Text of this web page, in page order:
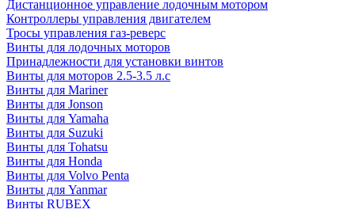
Дистанционное управление лодочным мотором
Контроллеры управления двигателем
Тросы управления газ-реверс
Винты для лодочных моторов
Принадлежности для установки винтов
Винты для моторов 2.5-3.5 л.с
Винты для Mariner
Винты для Jonson
Винты для Yamaha
Винты для Suzuki
Винты для Tohatsu
Винты для Honda
Винты для Volvo Penta
Винты для Yanmar
Винты RUBEX